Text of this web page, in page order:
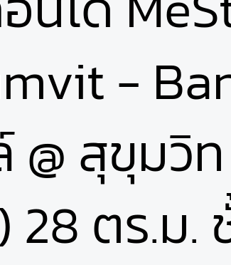
-
@ สุขุมวิ
28 ตร.ม.